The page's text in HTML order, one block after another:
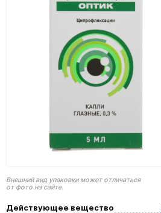
Внешний вид упаковки может отличаться
от фото на сайте.
Действующее вещество